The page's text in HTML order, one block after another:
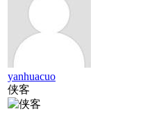
yanhuacuo
侠客